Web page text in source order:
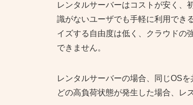
レンタルサーバーはコストが安く、
識がないユーザでも手軽に利用でき
イズする自由度は低く、クラウドの
できません。
レンタルサーバーの場合、同じOS
どの高負荷状態が発生した場合、レ